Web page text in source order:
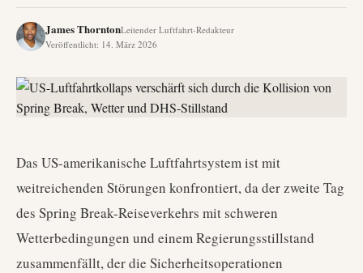
James ThorntonLeitender Luftfahrt-Redakteur
Veröffentlicht: 14. März 2026
Das US-amerikanische Luftfahrtsystem ist mit
weitreichenden Störungen konfrontiert, da der zweite Tag
des Spring Break-Reiseverkehrs mit schweren
Wetterbedingungen und einem Regierungsstillstand
zusammenfällt, der die Sicherheitsoperationen